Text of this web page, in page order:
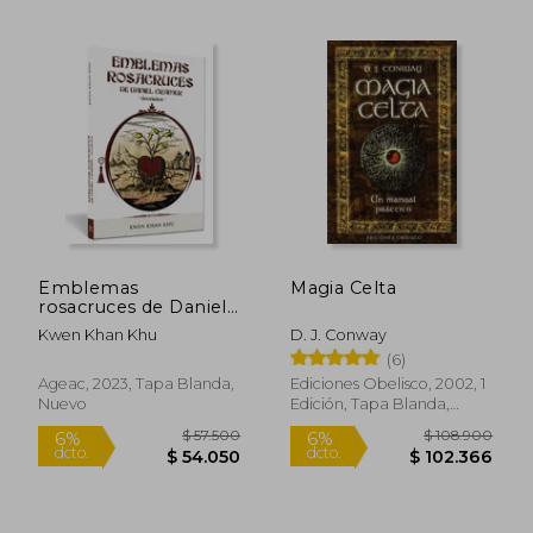
55%
dcto. $ 57.237
55%
dcto.
Emblemas
rosacruces de Daniel
Cramer -develados-
Kwen Khan Khu
Ageac, 2023, Tapa Blanda,
Nuevo
Magia Celta
D. J. Conway
(6)
Ediciones Obelisco, 2002, 1
Edición, Tapa Blanda,
Nuevo